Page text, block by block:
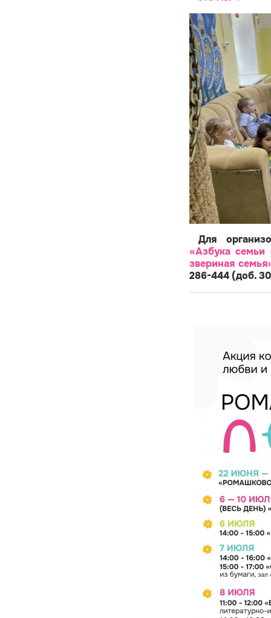
Для
«Азбука
звериная
286-444 (доб.